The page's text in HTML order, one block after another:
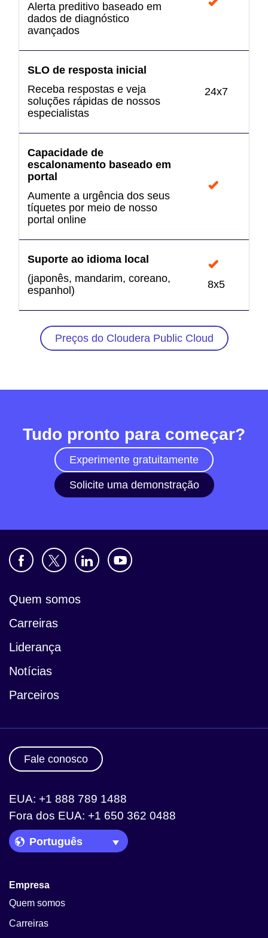
Alerta preditivo baseado em
dados de diagnóstico
avançados
SLO de resposta inicial
Receba respostas e veja
soluções rápidas de nossos
especialistas
24x7
Capacidade de
escalonamento baseado em
portal
Aumente a urgência dos seus
tíquetes por meio de nosso
portal online
Suporte ao idioma local
(japonês, mandarim, coreano,
espanhol)
8x5
Preços do Cloudera Public Cloud
Tudo pronto para começar?
Experimente gratuitamente
Solicite uma demonstração
Quem somos
Carreiras
Liderança
Notícias
Parceiros
Fale conosco
EUA: +1 888 789 1488
Fora dos EUA: +1 650 362 0488
Language Picker
Empresa
Quem somos
Carreiras